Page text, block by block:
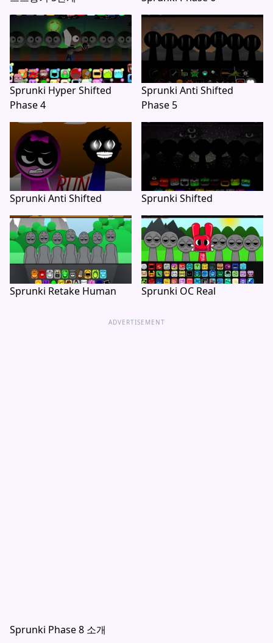
Sprunki Hyper Shifted
Phase 4
Sprunki Anti Shifted
Phase 5
Sprunki Anti Shifted Sprunki Shifted
Sprunki Retake Human Sprunki OC Real
ADVERTISEMENT
Sprunki Phase 8 소개